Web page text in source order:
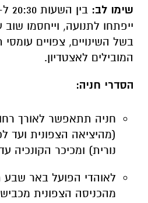
שימו לב:
ייפתחו לתנועה, וייחסמו
בשל השינויים, צפויים עומסי
המובילים לאצטדיון.
הסדרי חניה:
חניה תתאפשר לאורך
(מהיציאה הצפונית ועד
נורית) ומכיכר הקונכיה
לאוהדי הפועל באר
מהכניסה הצפונית מכביש 406.